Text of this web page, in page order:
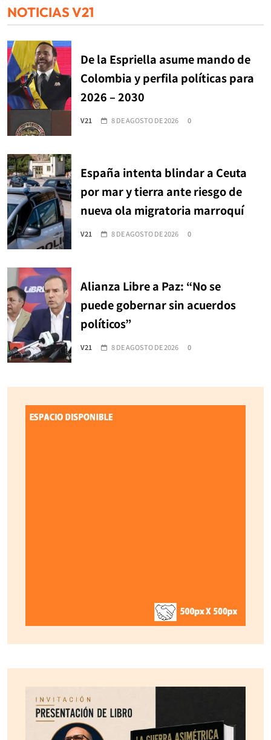
NOTICIAS V21
De la Espriella asume mando de
Colombia y perfila políticas para
2026 – 2030
V21 8 DE AGOSTO DE 2026 0
España intenta blindar a Ceuta
por mar y tierra ante riesgo de
nueva ola migratoria marroquí
V21 8 DE AGOSTO DE 2026 0
Alianza Libre a Paz: “No se
puede gobernar sin acuerdos
políticos”
V21 8 DE AGOSTO DE 2026 0